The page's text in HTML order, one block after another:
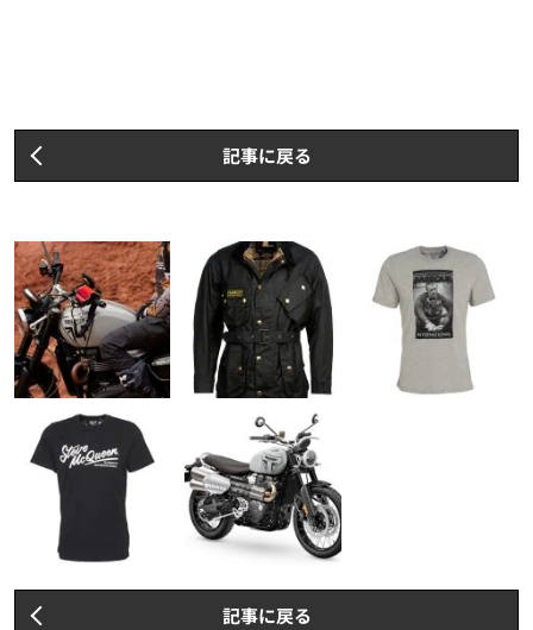
記事に戻る
記事に戻る